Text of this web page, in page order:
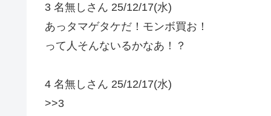
3 名無しさん 25/12/17(水)
あっタマゲタケだ！モンボ買お！
って人そんないるかなあ！？
4 名無しさん 25/12/17(水)
>>3